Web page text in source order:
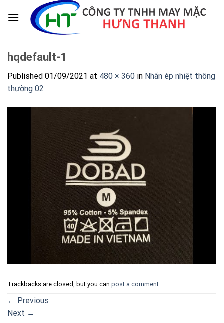
hqdefault-1
Published 01/09/2021 at 480 × 360 in Nhãn ép nhiệt thông
thường 02
Trackbacks are closed, but you can post a comment.
← Previous
Next →